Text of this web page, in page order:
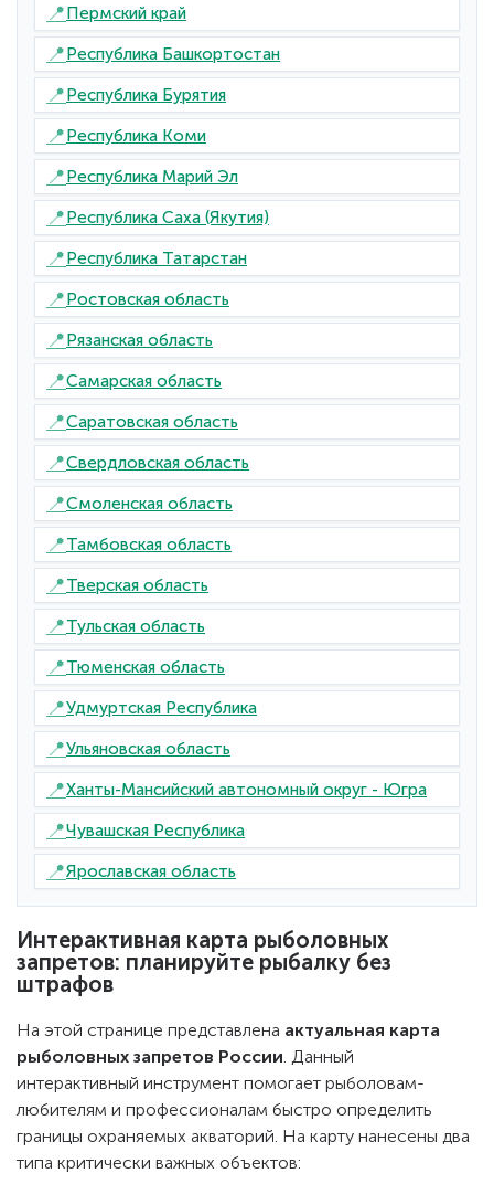
📍Пермский край
📍Республика Башкортостан
📍Республика Бурятия
📍Республика Коми
📍Республика Марий Эл
📍Республика Саха (Якутия)
📍Республика Татарстан
📍Ростовская область
📍Рязанская область
📍Самарская область
📍Саратовская область
📍Свердловская область
📍Смоленская область
📍Тамбовская область
📍Тверская область
📍Тульская область
📍Тюменская область
📍Удмуртская Республика
📍Ульяновская область
📍Ханты-Мансийский автономный округ - Югра
📍Чувашская Республика
📍Ярославская область
Интерактивная карта рыболовных
запретов: планируйте рыбалку без
штрафов
На этой странице представлена актуальная карта
рыболовных запретов России. Данный
интерактивный инструмент помогает рыболовам-
любителям и профессионалам быстро определить
границы охраняемых акваторий. На карту нанесены два
типа критически важных объектов: